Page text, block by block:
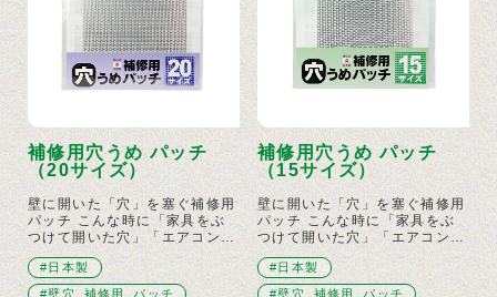
補修用穴うめ パッチ
（20サイズ）
壁に開いた「穴」を塞ぐ補修用
パッチ こんな時に「家具をぶ
つけて開いた穴」「エアコン…
#日本製
#壁穴_補修用_パッチ
補修用穴うめ パッチ
（15サイズ）
壁に開いた「穴」を塞ぐ補修用
パッチ こんな時に「家具をぶ
つけて開いた穴」「エアコン…
#日本製
#壁穴_補修用_パッチ